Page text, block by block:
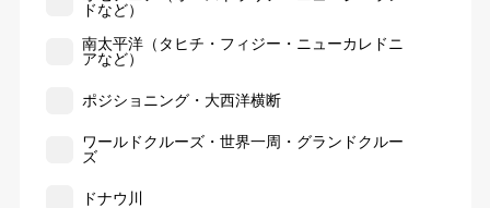
ドなど）
南太平洋（タヒチ・フィジー・ニューカレドニ
アなど）
ポジショニング・大西洋横断
ワールドクルーズ・世界一周・グランドクルー
ズ
ドナウ川